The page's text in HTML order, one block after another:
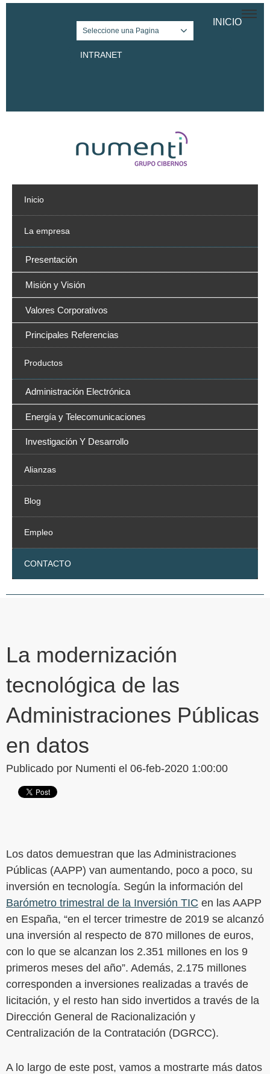
Seleccione una Pagina
INTRANET
INICIO
Inicio
La empresa
Presentación
Misión y Visión
Valores Corporativos
Principales Referencias
Productos
Administración Electrónica
Energía y Telecomunicaciones
Investigación Y Desarrollo
Alianzas
Blog
Empleo
CONTACTO
La modernización
tecnológica de las
Administraciones Públicas
en datos
Publicado por Numenti el 06-feb-2020 1:00:00
Los datos demuestran que las Administraciones
Públicas (AAPP) van aumentando, poco a poco, su
inversión en tecnología. Según la información del
Barómetro trimestral de la Inversión TIC en las AAPP
en España, “en el tercer trimestre de 2019 se alcanzó
una inversión al respecto de 870 millones de euros,
con lo que se alcanzan los 2.351 millones en los 9
primeros meses del año”. Además, 2.175 millones
corresponden a inversiones realizadas a través de
licitación, y el resto han sido invertidos a través de la
Dirección General de Racionalización y
Centralización de la Contratación (DGRCC).
A lo largo de este post, vamos a mostrarte más datos